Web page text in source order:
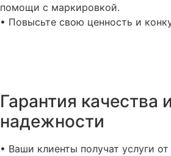
помощи с маркировкой.
• Повысьте свою ценность и
Гарантия качества и
надежности
• Ваши клиенты получат услуги